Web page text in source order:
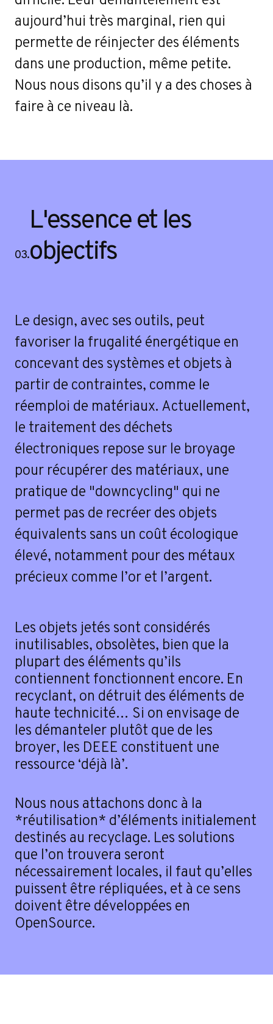
Contact
aujourd’hui très marginal, rien qui
permette de réinjecter des éléments
dans une production, même petite.
Nous nous disons qu’il y a des choses à
faire à ce niveau là.
03.
L'essence et les
objectifs
Le design, avec ses outils, peut
favoriser la frugalité énergétique en
concevant des systèmes et objets à
partir de contraintes, comme le
réemploi de matériaux. Actuellement,
le traitement des déchets
électroniques repose sur le broyage
pour récupérer des matériaux, une
pratique de "downcycling" qui ne
permet pas de recréer des objets
équivalents sans un coût écologique
élevé, notamment pour des métaux
précieux comme l’or et l’argent.
Les objets jetés sont considérés
inutilisables, obsolètes, bien que la
plupart des éléments qu’ils
contiennent fonctionnent encore. En
recyclant, on détruit des éléments de
haute technicité… Si on envisage de
les démanteler plutôt que de les
broyer, les DEEE constituent une
ressource ‘déjà là’.
Nous nous attachons donc à la
*réutilisation* d’éléments initialement
destinés au recyclage. Les solutions
que l’on trouvera seront
nécessairement locales, il faut qu’elles
puissent être répliquées, et à ce sens
doivent être développées en
OpenSource.